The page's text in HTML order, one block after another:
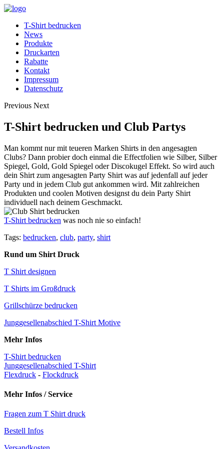
T-Shirt bedrucken
News
Produkte
Druckarten
Rabatte
Kontakt
Impressum
Datenschutz
Previous Next
T-Shirt bedrucken und Club Partys
Man kommt nur mit teueren Marken Shirts in den angesagten
Clubs? Dann probier doch einmal die Effectfolien wie Silber, Silber
Spiegel, Gold, Gold Spiegel oder Discokugel Effekt. So wird auch
dein Shirt zum angesagten Party Shirt was auf jedenfall auf jeder
Party und in jedem Club gut ankommen wird. Mit zahlreichen
Produkten und coolen Motiven designst du dein Party Shirt
individuell nach deinem Geschmackt.
T-Shirt bedrucken was noch nie so einfach!
Tags: bedrucken, club, party, shirt
Rund um Shirt Druck
T Shirt designen
T Shirts im Großdruck
Grillschürze bedrucken
Junggesellenabschied T-Shirt Motive
Mehr Infos
T-Shirt bedrucken
Junggesellenabschied T-Shirt
Flexdruck - Flockdruck
Mehr Infos / Service
Fragen zum T Shirt druck
Bestell Infos